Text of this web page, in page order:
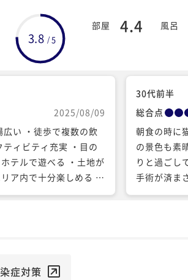
3.8 /5
部屋 4.4 風呂
2025/08/09
広い ・徒歩で複数の飲
ィビティ充実 ・目の
テルで遊べる ・土地が
ア内で十分楽しめる ・
にしては安価 悪いと
かれずに、「大丈夫で
30代前半
総合点
朝食の時に
の景色も素
りと過ごし
手術が済ま
ないよう注
症対策